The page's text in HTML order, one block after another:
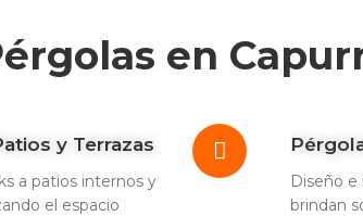
en
y Terrazas
a patios internos y
el espacio
Diseño
brindan